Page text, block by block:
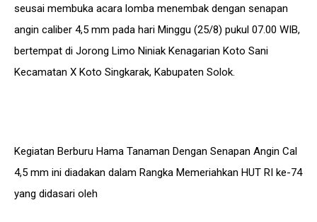
seusai membuka acara lomba menembak dengan senapan
angin caliber 4,5 mm pada hari Minggu (25/8) pukul 07.00 WIB,
bertempat di Jorong Limo Niniak Kenagarian Koto Sani
Kecamatan X Koto Singkarak, Kabupaten Solok.
Kegiatan Berburu Hama Tanaman Dengan Senapan Angin Cal
4,5 mm ini diadakan dalam Rangka Memeriahkan HUT RI ke-74
yang didasari oleh